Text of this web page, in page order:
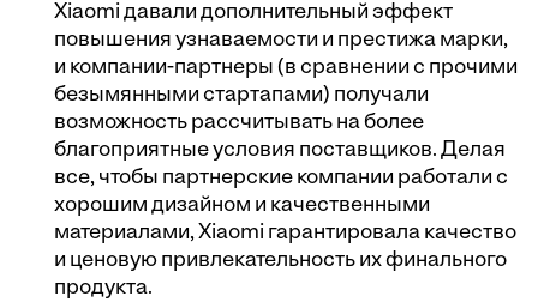
Xiaomi давали дополнительный эффект
повышения узнаваемости и престижа марки,
и компании-партнеры (в сравнении с прочими
безымянными стартапами) получали
возможность рассчитывать на более
благоприятные условия поставщиков. Делая
все, чтобы партнерские компании работали с
хорошим дизайном и качественными
материалами, Xiaomi гарантировала качество
и ценовую привлекательность их финального
продукта.